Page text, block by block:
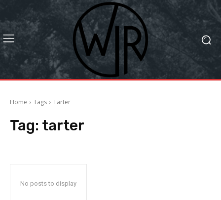
Home Tags Tarter
Tag: tarter
No posts to display